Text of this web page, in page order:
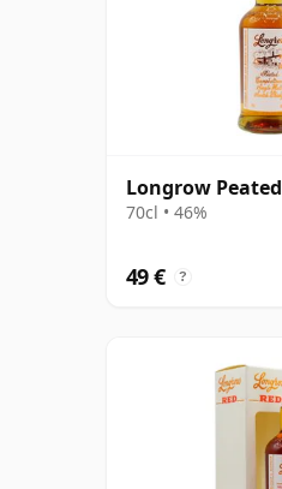
Longrow Peated
70cl • 46%
49 € ?